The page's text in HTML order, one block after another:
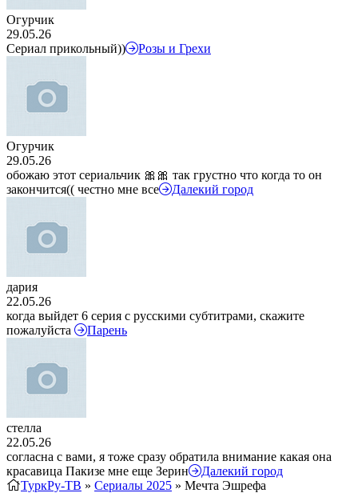
Огурчик
29.05.26
Сериал прикольный))
Розы и Грехи
Огурчик
29.05.26
обожаю этот сериальчик 🎀🎀 так грустно что когда то он
закончится(( честно мне все
Далекий город
дария
22.05.26
когда выйдет 6 серия с русскими субтитрами, скажите
пожалуйста
Парень
стелла
22.05.26
согласна с вами, я тоже сразу обратила внимание какая она
красавица Пакизе мне еще Зерин
Далекий город
ТуркРу-ТВ » Сериалы 2025 » Мечта Эшрефа